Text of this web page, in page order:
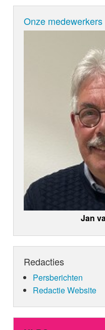
Onze medewerkers
Jan
Redacties
Persberichten
Redactie Website